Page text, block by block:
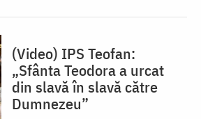
(Video) IPS Teofan:
„Sfânta Teodora a urcat
din slavă în slavă către
Dumnezeu”